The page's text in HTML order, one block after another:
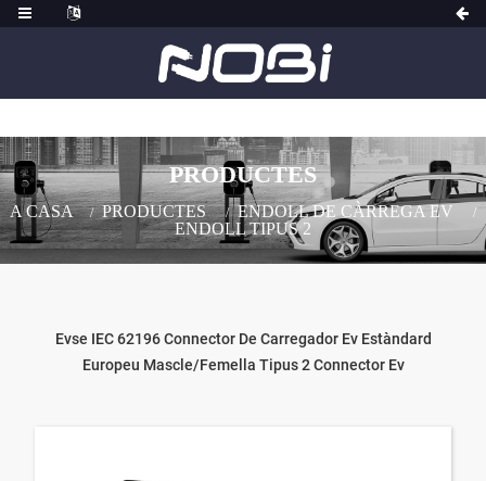
PRODUCTES
A CASA PRODUCTES
ENDOLL DE CÀRREGA EV
ENDOLL TIPUS 2
Evse IEC 62196 Connector De Carregador Ev Estàndard
Europeu Mascle/femella Tipus 2 Connector Ev